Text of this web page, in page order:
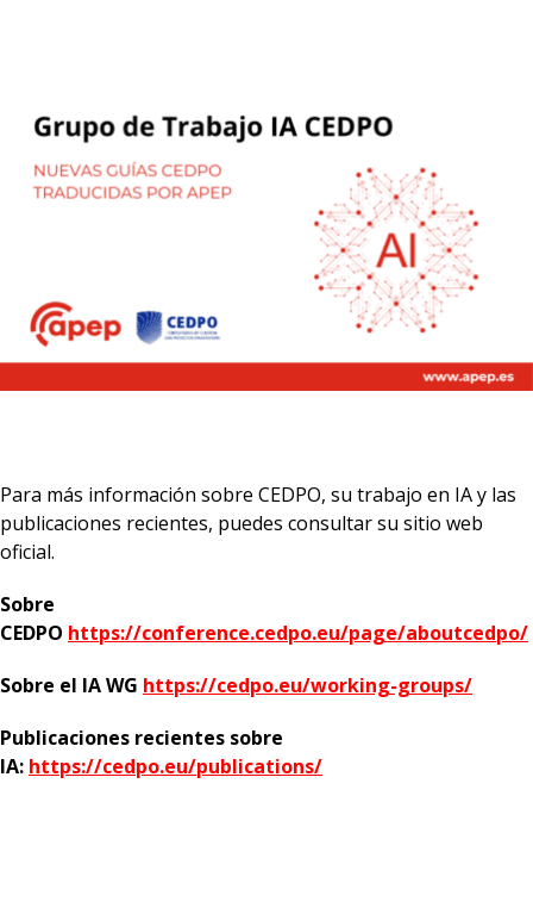
Para más información sobre CEDPO, su trabajo en IA y las
publicaciones recientes, puedes consultar su sitio web
oficial.
Sobre
CEDPO https://conference.cedpo.eu/page/aboutcedpo/
Sobre el IA WG https://cedpo.eu/working-groups/
Publicaciones recientes sobre
IA: https://cedpo.eu/publications/